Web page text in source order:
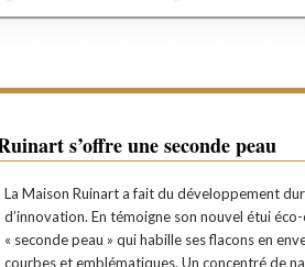
s’offre une seconde peau
La Maison Ruinart a fait du développement
d’innovation. En témoigne son nouvel étui
« seconde peau » qui habille ses flacons en
courbes et emblématiques. Un concentré de